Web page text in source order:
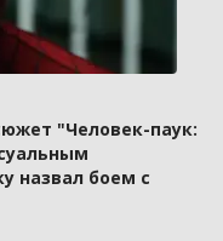
"Человек-паук:
назвал боем с